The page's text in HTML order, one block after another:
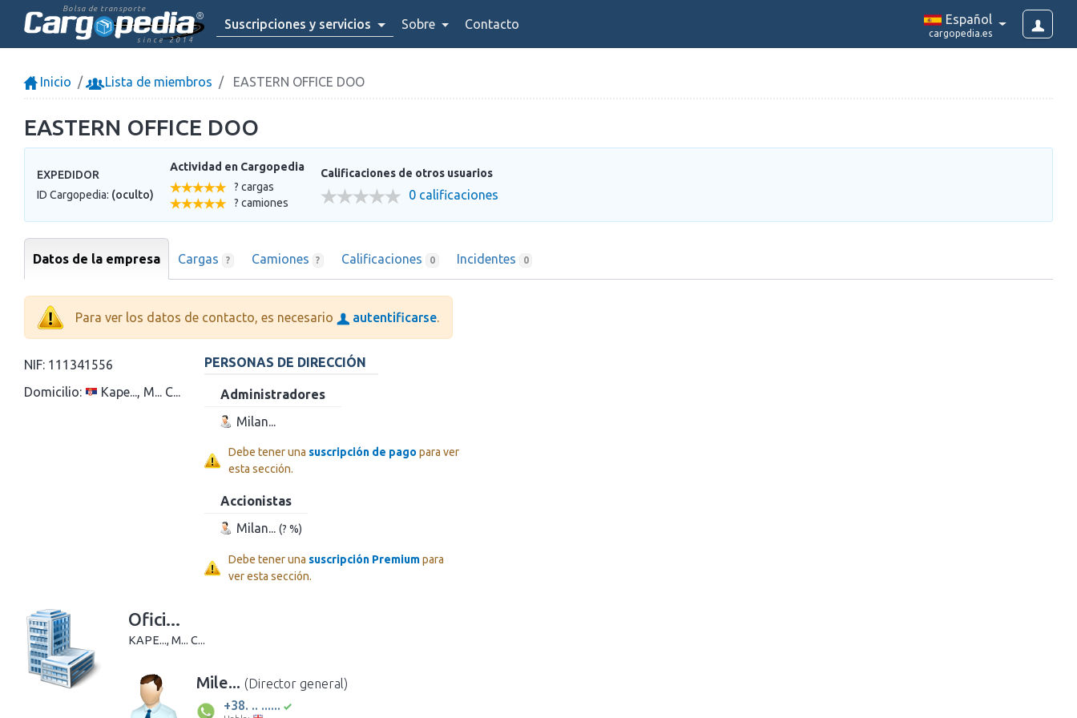
Bolsa de transporte
since 2014
Suscripciones y servicios Sobre Contacto Español
cargopedia.es
Inicio Lista de miembros EASTERN OFFICE DOO
EASTERN OFFICE DOO
EXPEDIDOR
ID Cargopedia: (oculto)
Actividad en Cargopedia
? cargas
? camiones
Calificaciones de otros usuarios
0 calificaciones
Datos de la empresa Cargas ? Camiones ? Calificaciones 0 Incidentes 0
Para ver los datos de contacto, es necesario autentificarse.
NIF: 111341556
Domicilio:
Kape..., M... C...
PERSONAS DE DIRECCIÓN
Administradores
Milan...
Debe tener una suscripción de pago para ver
esta sección.
Accionistas
Milan... (? %)
Debe tener una suscripción Premiumpara
ver esta sección.
Ofici...
KAPE..., M... C...
Mile... (Director general)
+38. .. ......